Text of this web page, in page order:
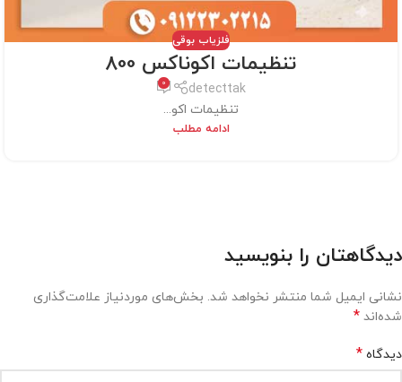
فلزیاب بوقی
تنظیمات اکوناکس 800
detecttak
0
تنظیمات اکو...
ادامه مطلب
دیدگاهتان را بنویسید
نشانی ایمیل شما منتشر نخواهد شد. بخش‌های موردنیاز علامت‌گذاری
شده‌اند *
دیدگاه *